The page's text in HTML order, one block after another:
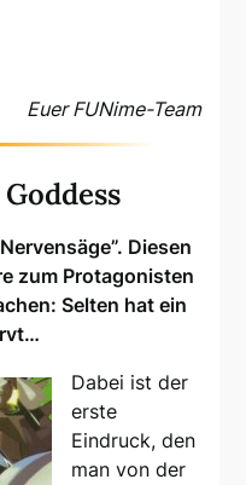
Euer FUNime-Team
Diesen
zum Protagonisten
Selten hat ein
Dabei ist der
erste
Eindruck, den
man von der